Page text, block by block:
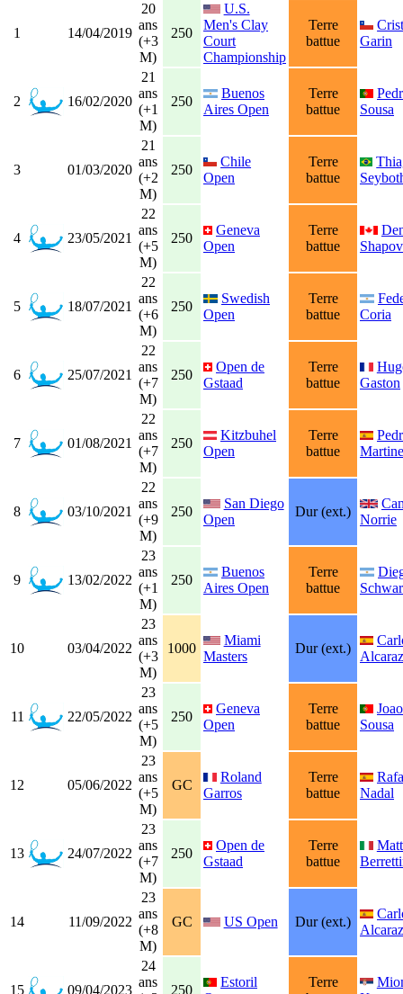
1 14/04/2019
20
ans
(+3
M)
250
U.S.
Men's Clay
Court
Championship
Terre
battue
Garin
2 16/02/2020
21
ans
(+1
M)
250
Buenos
Aires Open
Terre
battue
Sousa
3 01/03/2020
21
ans
(+2
M)
250
Chile
Open
Terre
battue
4 23/05/2021
22
ans
(+5
M)
250
Geneva
Open
Terre
battue
5 18/07/2021
22
ans
(+6
M)
250
Swedish
Open
Terre
battue
Coria
6 25/07/2021
22
ans
(+7
M)
250
Open de
Gstaad
Terre
battue
Gaston
7 01/08/2021
22
ans
(+7
M)
250
Kitzbuhel
Open
Terre
battue
8 03/10/2021
22
ans
(+9
M)
250
San Diego
Open
Dur (ext.)
Norrie
9 13/02/2022
23
ans
(+1
M)
250
Buenos
Aires Open
Terre
battue
10 03/04/2022
23
ans
(+3
M)
1000
Miami
Masters
Dur (ext.)
Alcaraz
11 22/05/2022
23
ans
(+5
M)
250
Geneva
Open
Terre
battue
Joao
Sousa
12 05/06/2022
23
ans
(+5
M)
GC
Roland
Garros
Terre
battue
Nadal
13 24/07/2022
23
ans
(+7
M)
250
Open de
Gstaad
Terre
battue
14 11/09/2022
23
ans
(+8
M)
GC US Open Dur (ext.)
Alcaraz
15 09/04/2023
24
ans
250
Estoril
Terre